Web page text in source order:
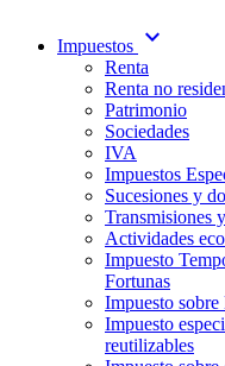
Impuestos expand_more
Renta
Renta no
Patrimonio
Sociedades
IVA
Impuestos
Sucesiones y
Transmisiones
Actividades
Impuesto
Fortunas
Impuesto
Impuesto
reutilizables